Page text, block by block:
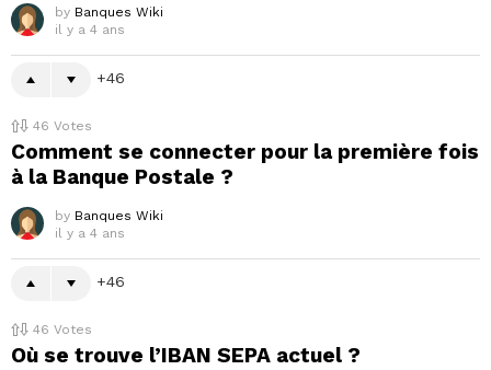
by Banques Wiki
il y a 4 ans
46
46 Votes
Comment se connecter pour la première fois
à la Banque Postale ?
by Banques Wiki
il y a 4 ans
46
46 Votes
Où se trouve l’IBAN SEPA actuel ?